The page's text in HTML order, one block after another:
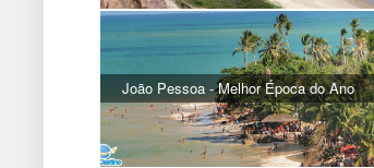
João Pessoa - Melhor Época do Ano